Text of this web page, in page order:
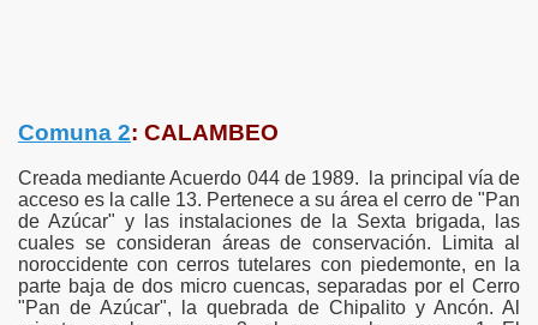
Comuna 2: CALAMBEO
Creada mediante Acuerdo 044 de 1989. la principal vía de
acceso es la calle 13. Pertenece a su área el cerro de "Pan
de Azúcar" y las instalaciones de la Sexta brigada, las
cuales se consideran áreas de conservación. Limita al
noroccidente con cerros tutelares con piedemonte, en la
parte baja de dos micro cuencas, separadas por el Cerro
"Pan de Azúcar", la quebrada de Chipalito y Ancón. Al